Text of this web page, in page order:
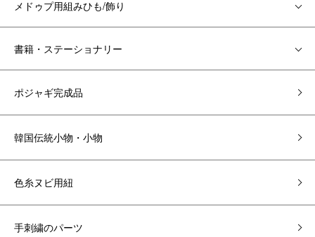
メドゥプ用組みひも/飾り
書籍・ステーショナリー
ポジャギ完成品
韓国伝統小物・小物
色糸ヌビ用紐
手刺繍のパーツ